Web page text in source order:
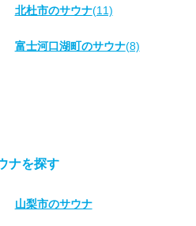
北杜市のサウナ(11)
富士河口湖町のサウナ(8)
ナを探す
山梨市のサウナ